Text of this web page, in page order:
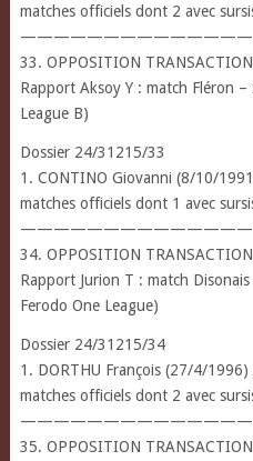
matches officiels dont 2 avec
33. OPPOSITION
Rapport Aksoy Y : match Fléron
League B)
Dossier 24/31215/33
1. CONTINO Giovanni (8/10/
matches officiels dont 1 avec
34. OPPOSITION
Rapport Jurion T : match
Ferodo One League)
Dossier 24/31215/34
1. DORTHU François (27/4/
matches officiels dont 2 avec
35. OPPOSITION